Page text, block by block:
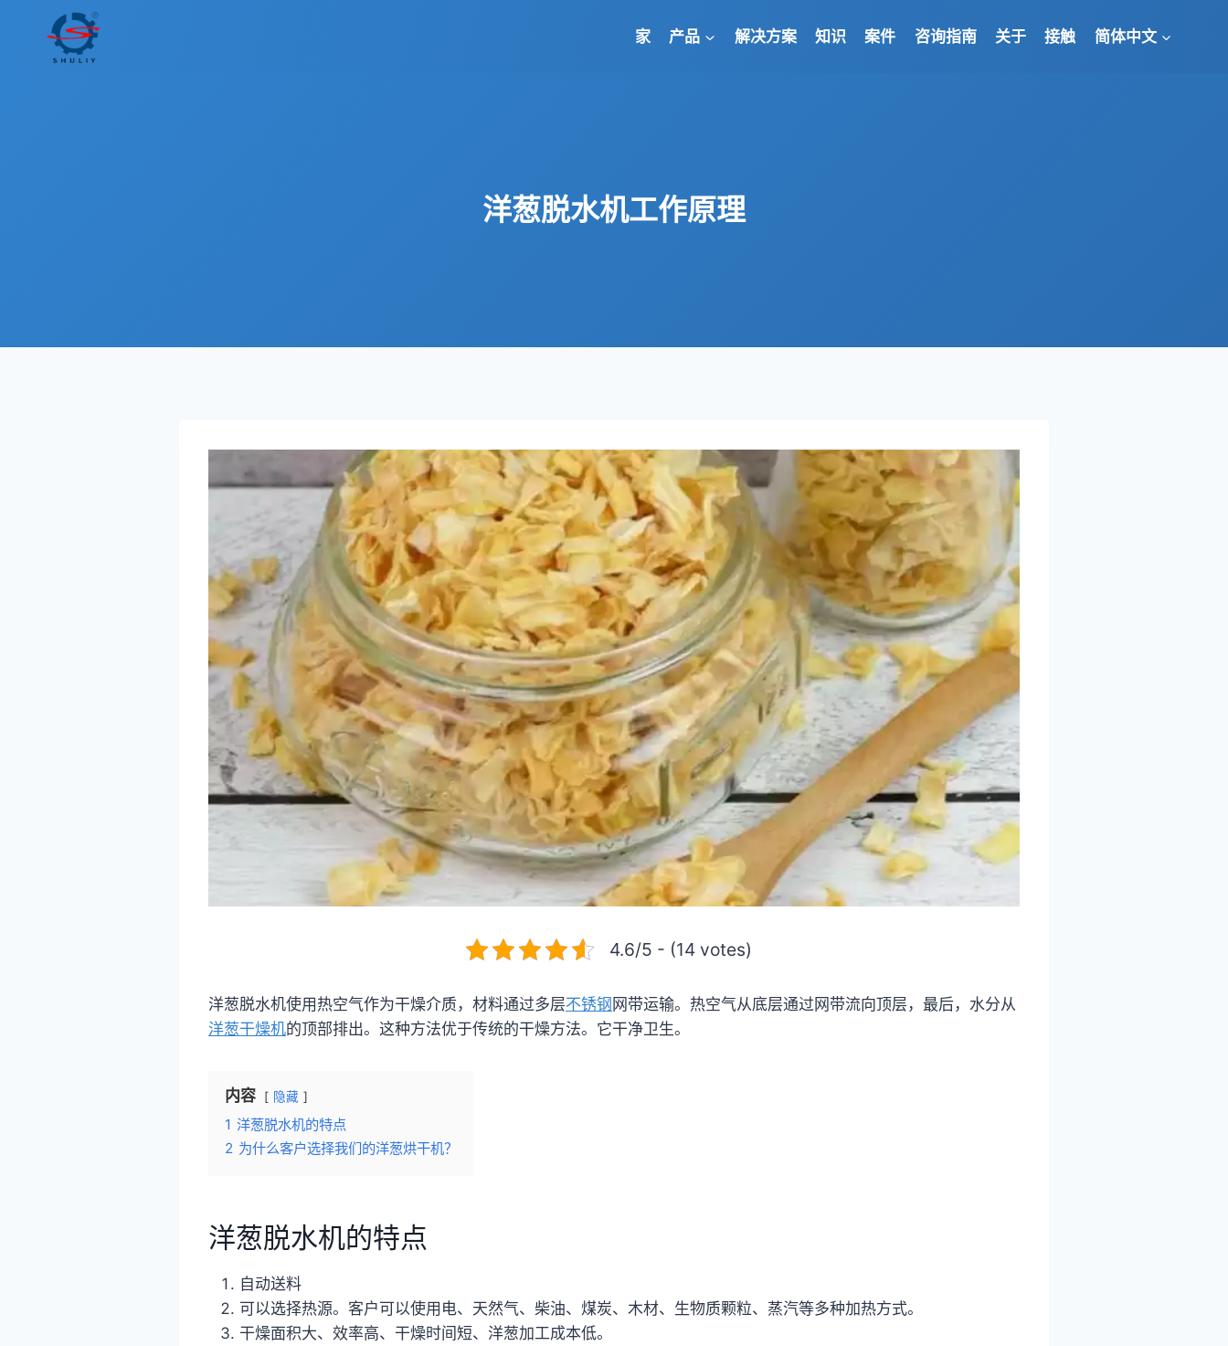
家 产品 解决方案 知识 案件 咨询指南 关于 接触 简体中文
洋葱脱水机工作原理
4.6/5 - (14 votes)
洋葱脱水机使用热空气作为干燥介质，材料通过多层不锈钢 网带运输。热空气从底层通过网带流向顶层，最后，水分从
洋葱干燥机的顶部排出。这种方法优于传统的干燥方法。它干净卫生。
内容 隐藏
1 洋葱脱水机的特点
2 为什么客户选择我们的洋葱烘干机？
洋葱脱水机的特点
自动送料
可以选择热源。客户可以使用电、天然气、柴油、煤炭、木材、生物质颗粒、蒸汽等多种加热方式。
干燥面积大、效率高、干燥时间短、洋葱加工成本低。